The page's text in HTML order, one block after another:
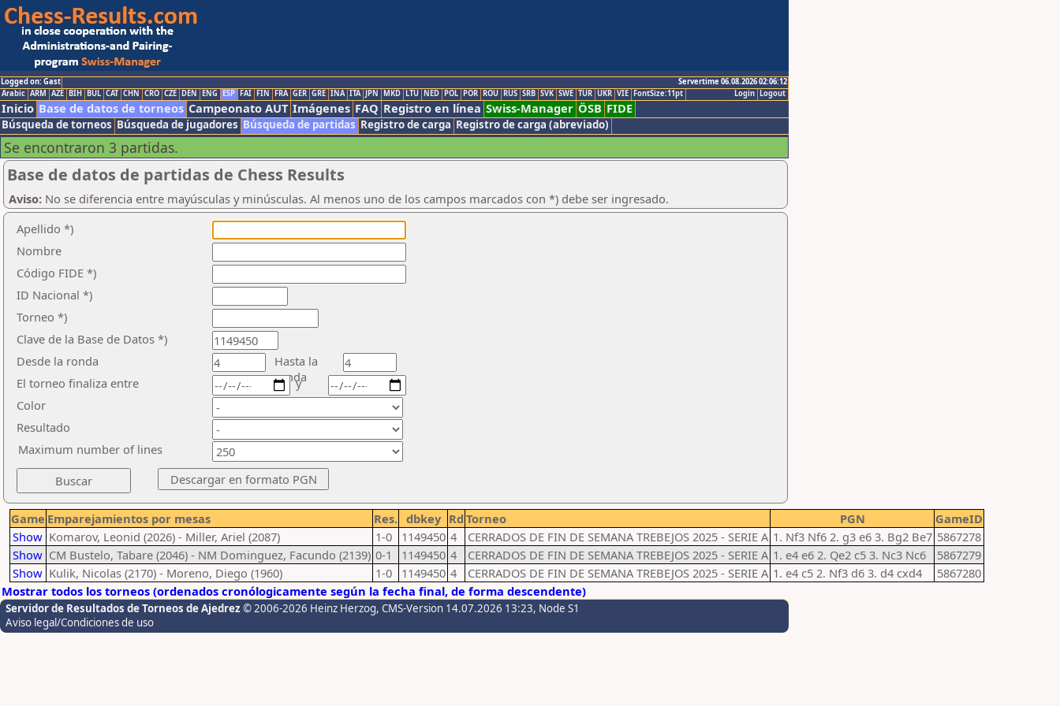
Logged on: Gast
Servertime 06.08.2026 02:06:12
Logout
Login
Arabic ARM AZE BIH BUL CAT CHN CRO CZE DEN ENG ESP FAI FIN FRA GER GRE INA ITA JPN MKD LTU NED POL POR ROU RUS SRB SVK SWE TUR UKR VIE FontSize:11pt
Inicio Base de datos de torneos Campeonato AUT Imágenes FAQ Registro en línea Swiss-Manager ÖSB FIDE
Búsqueda de torneos Búsqueda de jugadores Búsqueda de partidas Registro de carga Registro de carga (abreviado)
Se encontraron 3 partidas.
Base de datos de partidas de Chess Results
Aviso: No se diferencia entre mayúsculas y minúsculas. Al menos uno de los campos marcados con *) debe ser ingresado.
Apellido *)
Nombre
Código FIDE *)
ID Nacional *)
Torneo *)
Clave de la Base de Datos *)
Desde la ronda
Hasta la
ronda
El torneo finaliza entre
Color
Resultado
y
Maximum number of lines
Game Emparejamientos por mesas Res. dbkey Rd Torneo PGN
GameID
Show Komarov, Leonid (2026) - Miller, Ariel (2087) 1-0 1149450 4 CERRADOS DE FIN DE SEMANA TREBEJOS 2025 - SERIE A 1. Nf3 Nf6 2. g3 e6 3. Bg2 Be7 5867278
Show CM Bustelo, Tabare (2046) - NM Dominguez, Facundo (2139) 0-1 1149450 4 CERRADOS DE FIN DE SEMANA TREBEJOS 2025 - SERIE A 1. e4 e6 2. Qe2 c5 3. Nc3 Nc6
5867279
Show Kulik, Nicolas (2170) - Moreno, Diego (1960) 1-0 1149450 4 CERRADOS DE FIN DE SEMANA TREBEJOS 2025 - SERIE A 1. e4 c5 2. Nf3 d6 3. d4 cxd4
5867280
Mostrar todos los torneos (ordenados cronólogicamente según la fecha final, de forma descendente)
Servidor de Resultados de Torneos de Ajedrez © 2006-2026 Heinz Herzog, CMS-Version 14.07.2026 13:23, Node S1
Aviso legal/Condiciones de uso